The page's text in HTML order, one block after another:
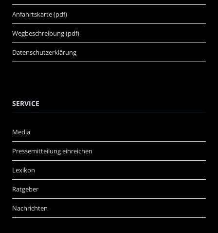
Anfahrtskarte (pdf)
Wegbeschreibung (pdf)
Datenschutzerklärung
SERVICE
Media
Pressemitteilung einreichen
Lexikon
Ratgeber
Nachrichten